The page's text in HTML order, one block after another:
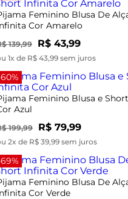
Feminino Blusa De
Cor Amarelo
139,99 R$ 43,99
1x de R$ 43,99 sem juros
Feminino Blusa e
Azul
199,99 R$ 79,99
2x de R$ 39,99 sem juros
Feminino Blusa De
Cor Verde